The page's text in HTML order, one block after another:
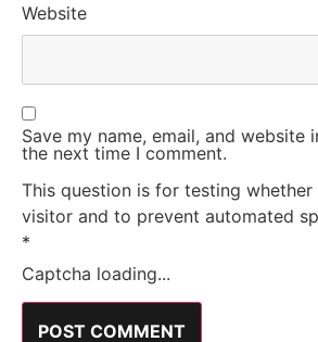
Website
Save my name, email, and website
the next time I comment.
This question is for testing whether
visitor and to prevent automated
*
Captcha loading...